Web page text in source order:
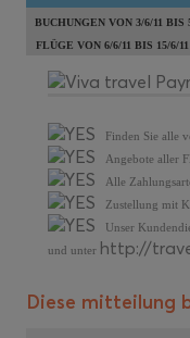
BUCHUNGEN VON 3/6/11 BIS
FLÜGE VON 6/6/11 BIS 15/6/11
Finden Sie alle
Angebote aller
Alle
Zustellung mit
Unser
und unter http://
Diese mitteilung